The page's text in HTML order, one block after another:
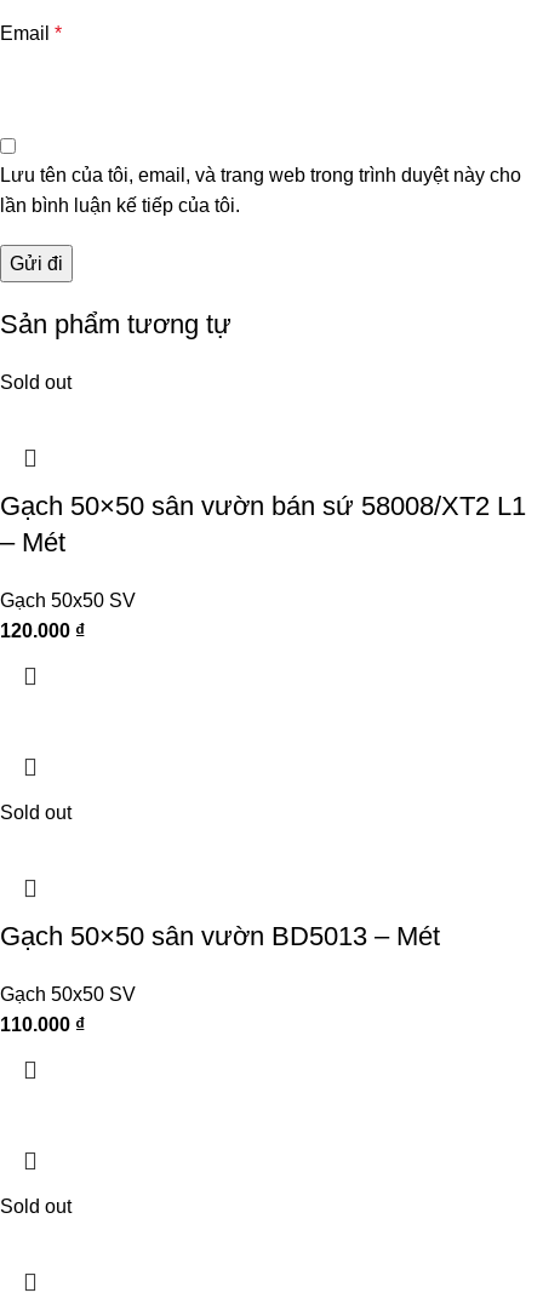
Email *
Lưu tên của tôi, email, và trang web trong trình duyệt này cho
lần bình luận kế tiếp của tôi.
Sản phẩm tương tự
Sold out
Gạch 50×50 sân vườn bán sứ 58008/XT2 L1
– Mét
Gạch 50x50 SV
120.000 ₫
Sold out
Gạch 50×50 sân vườn BD5013 – Mét
Gạch 50x50 SV
110.000 ₫
Sold out